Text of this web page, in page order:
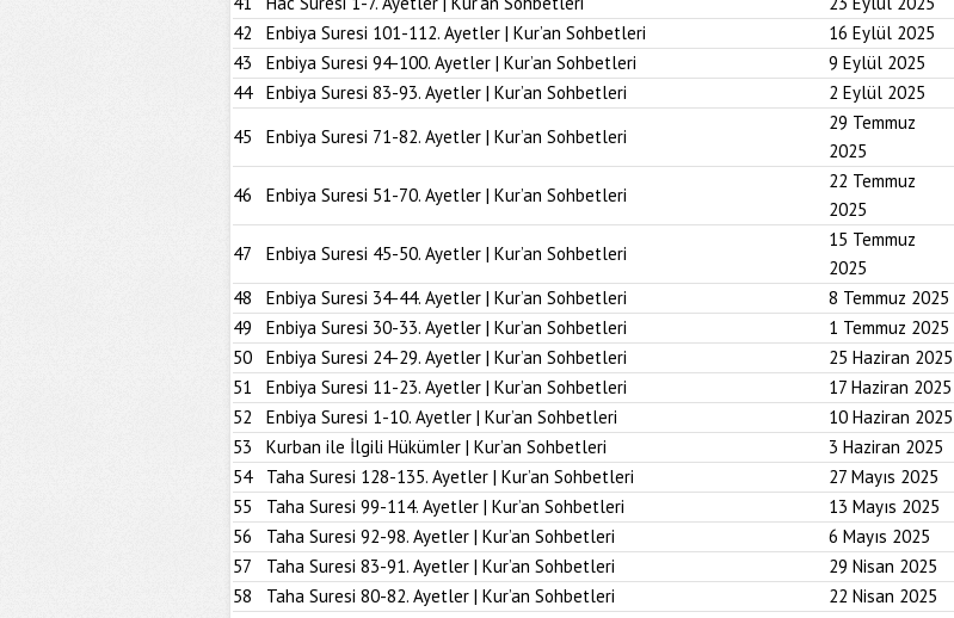
42
Enbiya Suresi 101-112. Ayetler | Kur’an Sohbetleri 16 Eylül 2025
43
Enbiya Suresi 94-100. Ayetler | Kur’an Sohbetleri 9 Eylül 2025
44
Enbiya Suresi 83-93. Ayetler | Kur’an Sohbetleri 2 Eylül 2025
45
Enbiya Suresi 71-82. Ayetler | Kur’an Sohbetleri
29 Temmuz
2025
46 Enbiya Suresi 51-70. Ayetler | Kur’an Sohbetleri
22 Temmuz
2025
47 Enbiya Suresi 45-50. Ayetler | Kur’an Sohbetleri
15 Temmuz
2025
48
Enbiya Suresi 34-44. Ayetler | Kur’an Sohbetleri 8 Temmuz 2025
49
Enbiya Suresi 30-33. Ayetler | Kur’an Sohbetleri 1 Temmuz 2025
50
Enbiya Suresi 24-29. Ayetler | Kur’an Sohbetleri 25 Haziran 2025
51
Enbiya Suresi 11-23. Ayetler | Kur’an Sohbetleri 17 Haziran 2025
52
Enbiya Suresi 1-10. Ayetler | Kur’an Sohbetleri 10 Haziran 2025
53
Kurban ile İlgili Hükümler | Kur’an Sohbetleri 3 Haziran 2025
54
Taha Suresi 128-135. Ayetler | Kur’an Sohbetleri 27 Mayıs 2025
55
Taha Suresi 99-114. Ayetler | Kur’an Sohbetleri 13 Mayıs 2025
56
Taha Suresi 92-98. Ayetler | Kur’an Sohbetleri 6 Mayıs 2025
57
Taha Suresi 83-91. Ayetler | Kur’an Sohbetleri 29 Nisan 2025
58
Taha Suresi 80-82. Ayetler | Kur’an Sohbetleri 22 Nisan 2025